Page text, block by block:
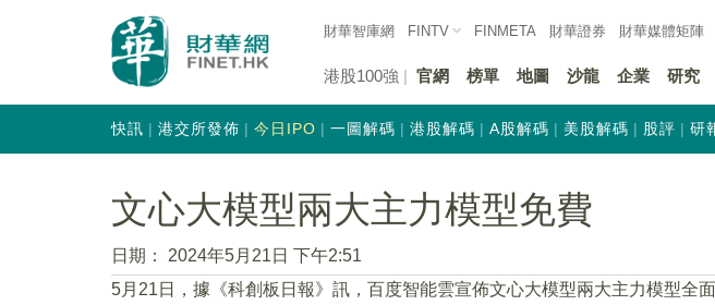
財華智庫網 FINTV FINMETA 財華證券 財華媒體矩陣
港股100強 官網 榜單 地圖 沙龍 企業 研究
快訊 港交所發佈 今日IPO 一圖解碼 港股解碼 A股解碼 美股解碼 股評 研
文心大模型兩大主力模型免費
日期：
2024年5月21日 下午2:51
5月21日，據《科創板日報》訊，百度智能雲宣佈文心大模型兩大主力模型全